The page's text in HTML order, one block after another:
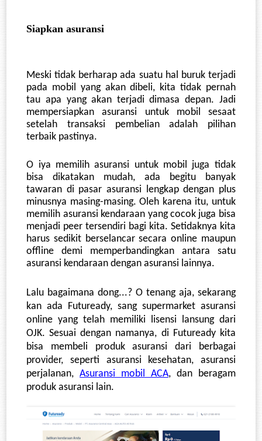
Siapkan asuransi
Meski tidak berharap ada suatu hal buruk terjadi
pada mobil yang akan dibeli, kita tidak pernah
tau apa yang akan terjadi dimasa depan. Jadi
mempersiapkan asuransi untuk mobil sesaat
setelah transaksi pembelian adalah pilihan
terbaik pastinya.
O iya memilih asuransi untuk mobil juga tidak
bisa dikatakan mudah, ada begitu banyak
tawaran di pasar asuransi lengkap dengan plus
minusnya masing-masing. Oleh karena itu, untuk
memilih asuransi kendaraan yang cocok juga bisa
menjadi peer tersendiri bagi kita. Setidaknya kita
harus sedikit berselancar secara online maupun
offline demi memperbandingkan antara satu
asuransi kendaraan dengan asuransi lainnya.
Lalu bagaimana dong...? O tenang aja, sekarang
kan ada Futuready, sang supermarket asuransi
online yang telah memiliki lisensi lansung dari
OJK. Sesuai dengan namanya, di Futuready kita
bisa membeli produk asuransi dari berbagai
provider, seperti asuransi kesehatan, asuransi
perjalanan, Asuransi mobil ACA, dan beragam
produk asuransi lain.